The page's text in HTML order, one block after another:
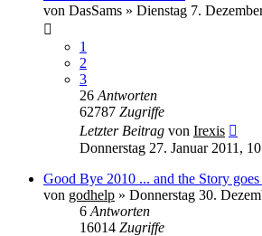
von DasSams » Dienstag 7.
1
2
3
26 Antworten
62787 Zugriffe
Letzter Beitrag von Irexis
Donnerstag 27. Januar 2011,
Good Bye 2010 ... and the Story
von godhelp » Donnerstag 30.
6 Antworten
16014 Zugriffe